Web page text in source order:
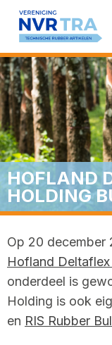
door
naar
inhoud
HOFLAND
HOLDING
Op 20 december
Hofland
onderdeel is
Holding is ook
en RIS Rubber